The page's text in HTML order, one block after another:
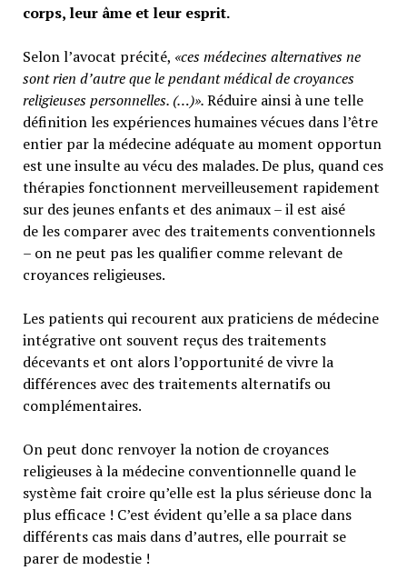
corps, leur âme et leur esprit.
Selon l’avocat précité, «ces médecines alternatives ne
sont rien d’autre que le pendant médical de croyances
religieuses personnelles. (…)».Réduire ainsi à une telle
définition les expériences humaines vécues dans l’être
entier par la médecine adéquate au moment opportun
est une insulte au vécu des malades. De plus, quand ces
thérapies fonctionnent merveilleusement rapidement
sur des jeunes enfants et des animaux – il est aisé
de les comparer avec des traitements conventionnels
– on ne peut pas les qualifier comme relevant de
croyances religieuses.
Les patients qui recourent aux praticiens de médecine
intégrative ont souvent reçus des traitements
décevants et ont alors l’opportunité de vivre la
différences avec des traitements alternatifs ou
complémentaires.
On peut donc renvoyer la notion de croyances
religieuses à la médecine conventionnelle quand le
système fait croire qu’elle est la plus sérieuse donc la
plus efficace ! C’est évident qu’elle a sa place dans
différents cas mais dans d’autres, elle pourrait se
parer de modestie !